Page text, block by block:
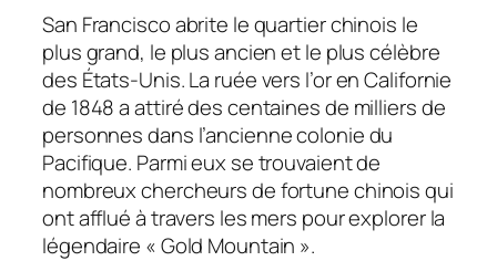
San Francisco abrite le quartier chinois le
plus grand, le plus ancien et le plus célèbre
des États-Unis. La ruée vers l’or en Californie
de 1848 a attiré des centaines de milliers de
personnes dans l’ancienne colonie du
Pacifique. Parmi eux se trouvaient de
nombreux chercheurs de fortune chinois qui
ont afflué à travers les mers pour explorer la
légendaire « Gold Mountain ».